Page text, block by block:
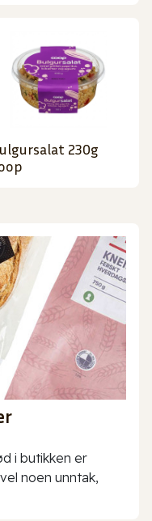
230g
i butikken er
noen unntak,